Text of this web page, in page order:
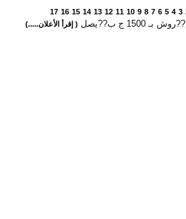
3
4
5
6
7
8
9
10
11
12
13
14
15
16
17
1500 ج ب??يصل ( إقرأ الأعلان.....)